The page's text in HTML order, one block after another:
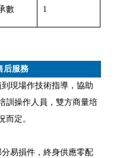
數 1
后服務
現場作技術指導，協助
訓操作人員，雙方商量培
而定。
易損件，終身供應零配